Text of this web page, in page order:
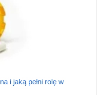
i jaką pełni rolę w